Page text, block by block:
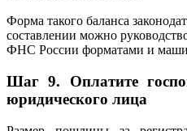
Форма такого баланса
составлении можно
ФНС России форматами и
Шаг 9. Оплатите
юридического лица